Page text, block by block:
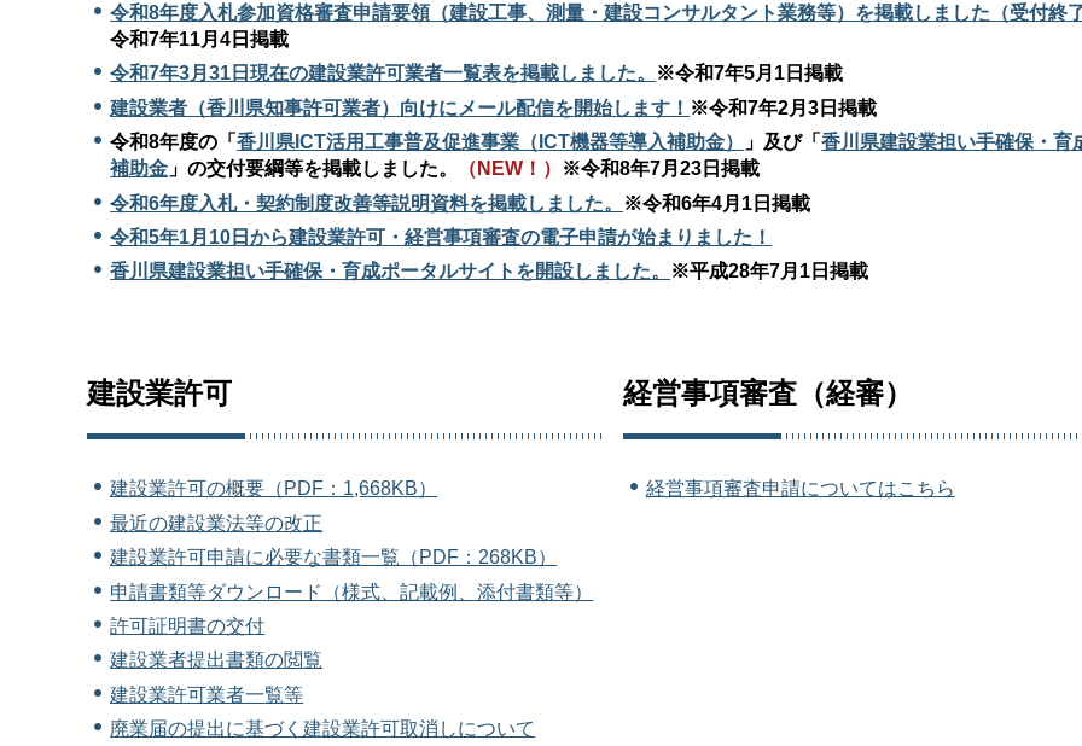
令和8年度入札参加資格審査申請要領（建設工事、測量・建設コンサルタント業務等）を掲載しました（受付終了
令和7年11月4日掲載
令和7年3月31日現在の建設業許可業者一覧表を掲載しました。
※令和7年5月1日掲載
建設業者（香川県知事許可業者）向けにメール配信を開始します！ ※令和7年2月3日掲載
令和8年度の「香川県ICT活用工事普及促進事業（ICT機器等導入補助金） 」及び「香川県建設業担い手確保・育
補助金 」の交付要綱等を掲載しました。 （NEW！）
※令和8年7月23日掲載
令和6年度入札・契約制度改善等説明資料を掲載しました。
※令和6年4月1日掲載
令和5年1月10日から建設業許可・経営事項審査の電子申請が始まりました！
香川県建設業担い手確保・育成ポータルサイトを開設しました。
※平成28年7月1日掲載
建設業許可
建設業許可の概要（PDF：1,668KB）
最近の建設業法等の改正
建設業許可申請に必要な書類一覧（PDF：268KB）
申請書類等ダウンロード（様式、記載例、添付書類等）
許可証明書の交付
建設業者提出書類の閲覧
建設業許可業者一覧等
廃業届の提出に基づく建設業許可取消しについて
経営事項審査（経審）
経営事項審査申請についてはこちら